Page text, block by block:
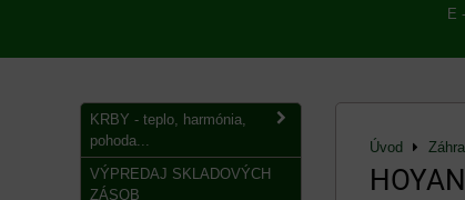
E
Úvod
KRBY - teplo, harmónia,
pohoda...
VÝPREDAJ SKLADOVÝCH
ZÁSOB